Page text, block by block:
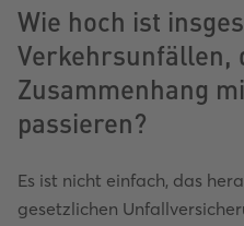
Wie hoch ist
Verkehrsunfällen,
Zusammenhang
passieren?
Es ist nicht einfach, das
gesetzlichen